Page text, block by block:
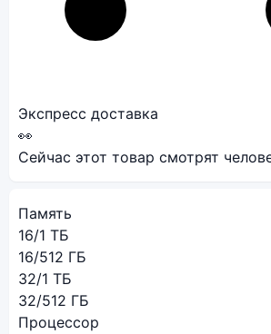
Экспресс доставка
👀
Сейчас этот товар смотрят
Память
16/1 ТБ
16/512 ГБ
32/1 ТБ
32/512 ГБ
Процессор